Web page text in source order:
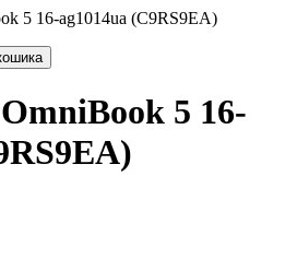
5 16-ag1014ua (C9RS9EA)
5 16-